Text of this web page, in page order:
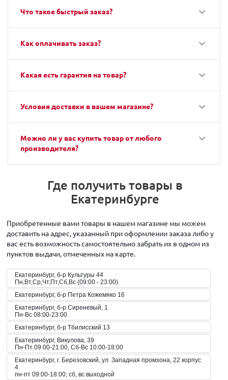
Что такое быстрый заказ?
Как оплачивать заказ?
Какая есть гарантия на товар?
Условия доставки в вашем магазине?
Можно ли у вас купить товар от любого
производителя?
Где получить товары в
Екатеринбурге
Приобретенные вами товары в нашем магазине мы можем
доставить на адрес, указанный при оформлении заказа либо у
вас есть возможность самостоятельно забрать их в одном из
пунктов выдачи, отмеченных на карте.
Екатеринбург, б-р Культуры 44
Пн,Вт,Ср,Чт,Пт,Сб,Вс (09:00 - 23:00)
Екатеринбург, б-р Петра Кожемяко 16
Екатеринбург, б-р Сиреневый, 1
Пн-Вс 08:00-23:00
Екатеринбург, б-р Тбилисский 13
Екатеринбург, Викулова, 39
Пн-Пт 09:00-21:00, Сб-Вс 10:00-18:00
Екатеринбург, г. Березовский, ул. Западная промзона, 22 корпус
4
пн-пт 09:00-18:00; сб, вс выходной